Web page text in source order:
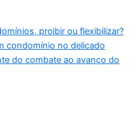
proibir ou flexibilizar?
condomínio no delicado
do combate ao avanço do